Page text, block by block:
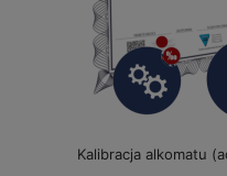
Kalibracja alkomatu